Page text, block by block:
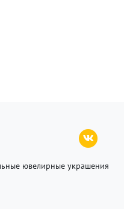
ювелирные украшения